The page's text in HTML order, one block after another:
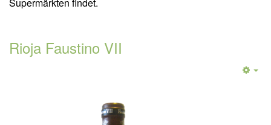
Supermärkten findet.
Rioja Faustino VII